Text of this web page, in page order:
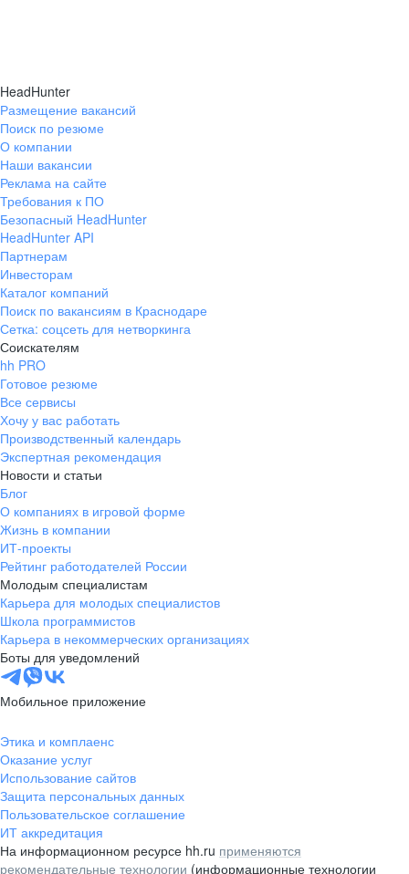
HeadHunter
Размещение вакансий
Поиск по резюме
О компании
Наши вакансии
Реклама на сайте
Требования к ПО
Безопасный HeadHunter
HeadHunter API
Партнерам
Инвесторам
Каталог компаний
Поиск по вакансиям в Краснодаре
Сетка: соцсеть для нетворкинга
Соискателям
hh PRO
Готовое резюме
Все сервисы
Хочу у вас работать
Производственный календарь
Экспертная рекомендация
Новости и статьи
Блог
О компаниях в игровой форме
Жизнь в компании
ИТ-проекты
Рейтинг работодателей России
Молодым специалистам
Карьера для молодых специалистов
Школа программистов
Карьера в некоммерческих организациях
Боты для уведомлений
Мобильное приложение
Этика и комплаенс
Оказание услуг
Использование сайтов
Защита персональных данных
Пользовательское соглашение
ИТ аккредитация
На информационном ресурсе hh.ru применяются
рекомендательные технологии (информационные технологии